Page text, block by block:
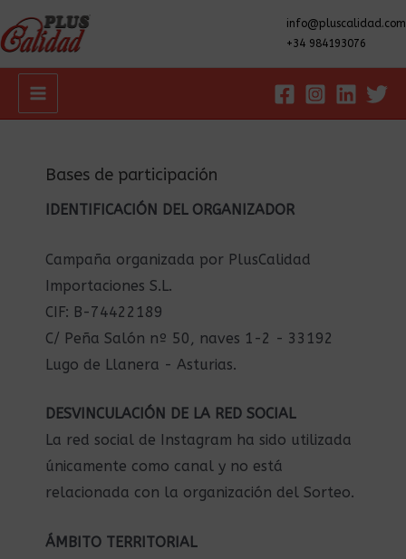
info@pluscalidad.com
+34 984193076
Main
Bases de participación
IDENTIFICACIÓN DEL ORGANIZADOR
Campaña organizada por PlusCalidad
Importaciones S.L.
CIF: B-74422189
C/ Peña Salón nº 50, naves 1-2 - 33192
Lugo de Llanera - Asturias.
DESVINCULACIÓN DE LA RED SOCIAL
La red social de Instagram ha sido utilizada
únicamente como canal y no está
relacionada con la organización del Sorteo.
ÁMBITO TERRITORIAL